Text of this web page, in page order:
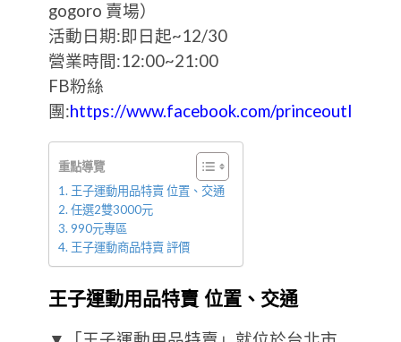
gogoro 賣場）
活動日期:即日起~12/30
營業時間:12:00~21:00
FB粉絲
團:https://www.facebook.com/princeoutlet88/
重點導覽
王子運動用品特賣 位置、交通
任選2雙3000元
990元專區
王子運動商品特賣 評價
王子運動用品特賣 位置、交通